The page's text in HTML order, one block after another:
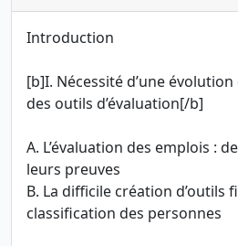
Introduction
[b]I. Nécessité d’une
des outils d’évaluation[/b]
A. L’évaluation des emplois :
leurs preuves
B. La difficile création d’outils
classification des personnes